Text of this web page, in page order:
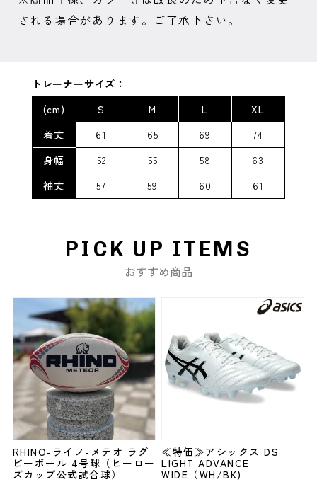
される場合があります。ご了承下さい。
トレーナーサイズ：
(cm)
S M L
XL
着丈
61 65 69
74
身幅
52 55 58
63
袖丈
57 59 60 61
PICK UP ITEMS
おすすめ商品
RHINO-ライノ-メテオ ラグ
ビーボール 4号球（ヒーロー
ズカップ公式試合球）
≪特価≫アシックス DS
LIGHT ADVANCE
WIDE（WH/BK)